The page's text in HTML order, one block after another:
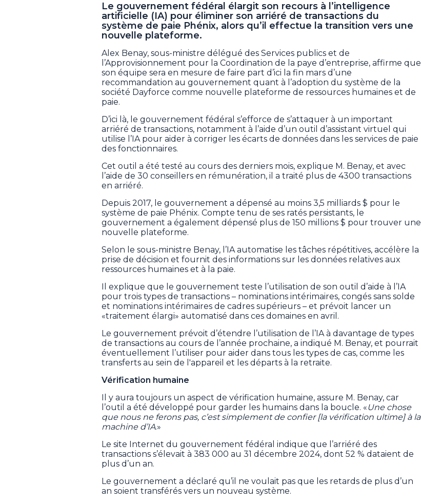
Le gouvernement fédéral élargit son recours à l’intelligence
artificielle (IA) pour éliminer son arriéré de transactions du
système de paie Phénix, alors qu’il effectue la transition vers une
nouvelle plateforme.
Alex Benay, sous-ministre délégué des Services publics et de
l’Approvisionnement pour la Coordination de la paye d’entreprise, affirme que
son équipe sera en mesure de faire part d’ici la fin mars d’une
recommandation au gouvernement quant à l’adoption du système de la
société Dayforce comme nouvelle plateforme de ressources humaines et de
paie.
D’ici là, le gouvernement fédéral s’efforce de s’attaquer à un important
arriéré de transactions, notamment à l’aide d’un outil d’assistant virtuel qui
utilise l’IA pour aider à corriger les écarts de données dans les services de paie
des fonctionnaires.
Cet outil a été testé au cours des derniers mois, explique M. Benay, et avec
l’aide de 30 conseillers en rémunération, il a traité plus de 4300 transactions
en arriéré.
Depuis 2017, le gouvernement a dépensé au moins 3,5 milliards $ pour le
système de paie Phénix. Compte tenu de ses ratés persistants, le
gouvernement a également dépensé plus de 150 millions $ pour trouver une
nouvelle plateforme.
Selon le sous-ministre Benay, l’IA automatise les tâches répétitives, accélère la
prise de décision et fournit des informations sur les données relatives aux
ressources humaines et à la paie.
Il explique que le gouvernement teste l’utilisation de son outil d’aide à l’IA
pour trois types de transactions – nominations intérimaires, congés sans solde
et nominations intérimaires de cadres supérieurs – et prévoit lancer un
«traitement élargi» automatisé dans ces domaines en avril.
Le gouvernement prévoit d’étendre l’utilisation de l’IA à davantage de types
de transactions au cours de l’année prochaine, a indiqué M. Benay, et pourrait
éventuellement l’utiliser pour aider dans tous les types de cas, comme les
transferts au sein de l'appareil et les départs à la retraite.
Vérification humaine
Il y aura toujours un aspect de vérification humaine, assure M. Benay, car
l’outil a été développé pour garder les humains dans la boucle. «Une chose
que nous ne ferons pas, c’est simplement de confier [la vérification ultime] à la
machine d’IA.»
Le site Internet du gouvernement fédéral indique que l’arriéré des
transactions s’élevait à 383 000 au 31 décembre 2024, dont 52 % dataient de
plus d’un an.
Le gouvernement a déclaré qu’il ne voulait pas que les retards de plus d’un
an soient transférés vers un nouveau système.